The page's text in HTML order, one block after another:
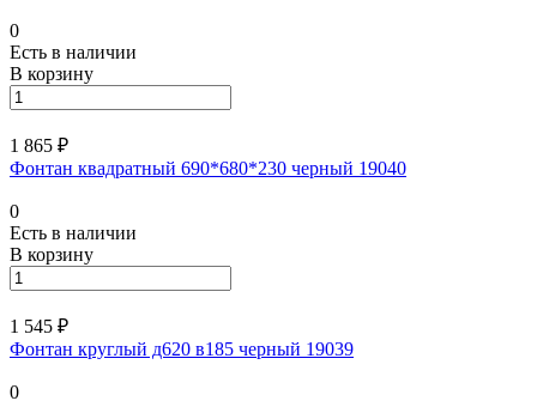
0
Есть в наличии
В корзину
1 865 ₽
Фонтан квадратный 690*680*230 черный 19040
0
Есть в наличии
В корзину
1 545 ₽
Фонтан круглый д620 в185 черный 19039
0